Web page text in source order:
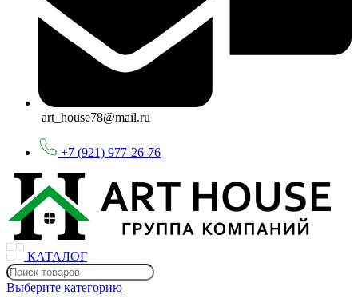
art_house78@mail.ru
+7 (921) 977-26-76
КАТАЛОГ
Выберите категорию